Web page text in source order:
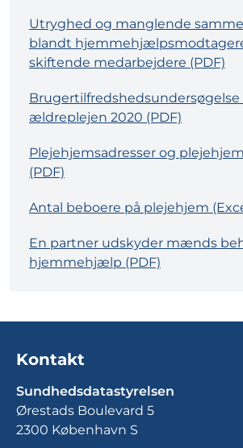
Utryghed og manglende
blandt
skiftende medarbejdere (PDF)
Brugertilfredshedsundersøgelse
ældreplejen 2020 (PDF)
Plejehjemsadresser og
(PDF)
Antal beboere på plejehjem
En partner udskyder mænds
hjemmehjælp (PDF)
Kontakt
Sundhedsdatastyrelsen
Ørestads Boulevard 5
2300 København S